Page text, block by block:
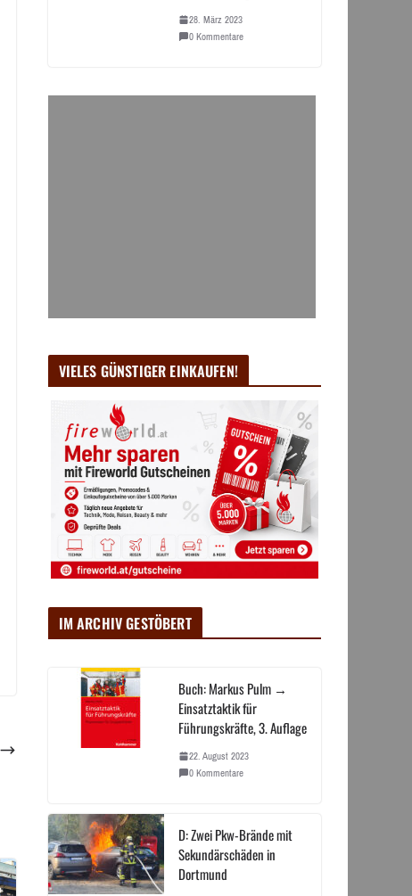
28. März 2023
0 Kommentare
VIELES GÜNSTIGER EINKAUFEN!
IM ARCHIV GESTÖBERT
Buch: Markus Pulm →
Einsatztaktik für
Führungskräfte, 3. Auflage
22. August 2023
0 Kommentare
D: Zwei Pkw-Brände mit
Sekundärschäden in
Dortmund